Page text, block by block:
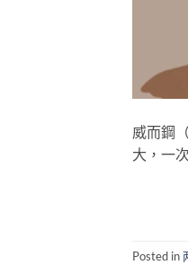
威而鋼
大，一
Posted in